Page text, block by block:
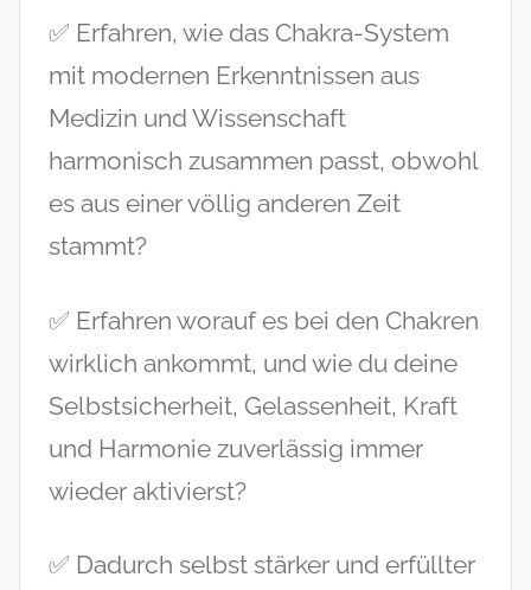
✅ Erfahren, wie das Chakra-System
mit modernen Erkenntnissen aus
Medizin und Wissenschaft
harmonisch zusammen passt, obwohl
es aus einer völlig anderen Zeit
stammt?
✅ Erfahren worauf es bei den Chakren
wirklich ankommt, und wie du deine
Selbstsicherheit, Gelassenheit, Kraft
und Harmonie zuverlässig immer
wieder aktivierst?
✅ Dadurch selbst stärker und erfüllter